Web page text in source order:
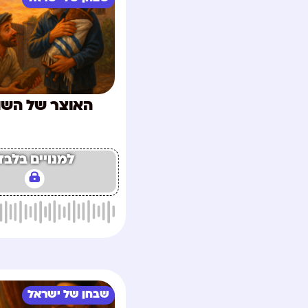
האוצר של
למנויים
שבחן של ישראל